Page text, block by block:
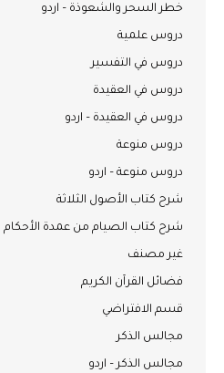
خطر السحر والشعوذة – اردو
دروس علمية
دروس في التفسير
دروس في العقيدة
دروس في العقيدة – اردو
دروس منوعة
دروس منوعة – اردو
شرح كتاب الأصول الثلاثة
شرح كتاب الصيام من عمدة الأحكام
غير مصنف
فضائل القرآن الكريم
قسم الافتراضي
مجالس الذكر
مجالس الذكر – اردو